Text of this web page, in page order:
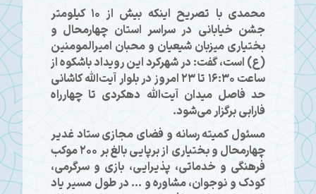
محمدی با تصریح اینکه بیش از ۱۰ کیلومتر
جشن خیابانی در سراسر استان چهارمحال و
بختیاری میزبان شیعیان و محبان امیرالمومنین
(ع) است، گفت: در شهرکرد این رویداد باشکوه از
ساعت ۱۶:۳۰ تا ۲۳ امروز در بلوار آیت‌الله کاشانی
حد فاصل میدان آیت‌الله دهکردی تا چهارراه
فارابی برگزار می‌شود.
مسئول کمیته رسانه و فضای مجازی ستاد غدیر
چهارمحال و بختیاری از برپایی بالغ بر ۲۰۰ موکب
فرهنگی و خدماتی، پذیرایی، بازی و سرگرمی،
کودک و نوجوان، مشاوره و ... در طول مسیر یاد